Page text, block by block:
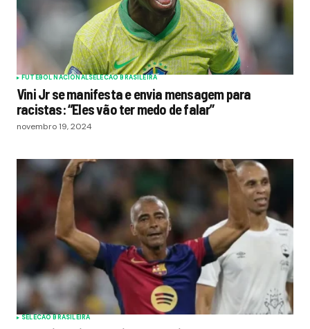
FUTEBOL NACIONALSELECAO BRASILEIRA
Vini Jr se manifesta e envia mensagem para
racistas: “Eles vão ter medo de falar”
novembro 19, 2024
SELECAO BRASILEIRA